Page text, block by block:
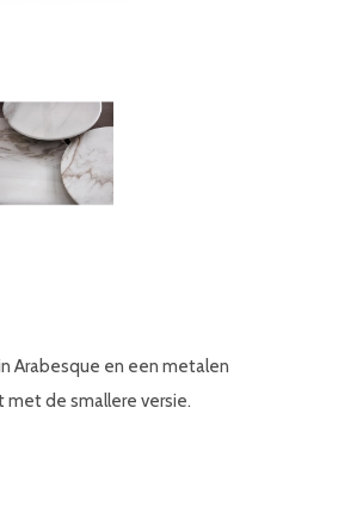
Arabesque en een metalen
de smallere versie.